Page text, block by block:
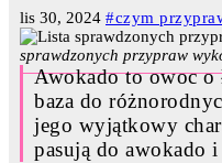
lis 30, 2024 #czym
sprawdzonych przypraw
Awokado to owoc o
baza do
jego wyjątkowy
pasują do awokado